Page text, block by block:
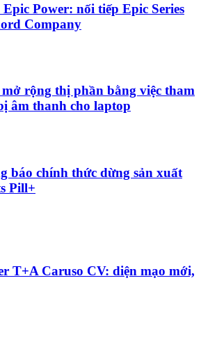
Power: nối tiếp Epic Series
Company
rộng thị phần bằng việc tham
âm thanh cho laptop
báo chính thức dừng sản xuất
Pill+
T+A Caruso CV: diện mạo mới,